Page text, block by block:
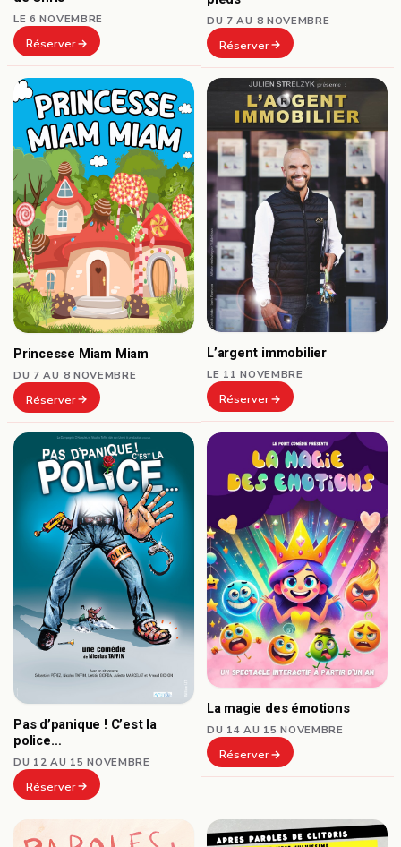
LE 6 NOVEMBRE
Réserver
DU 7 AU 8 NOVEMBRE
Réserver
Princesse Miam Miam
DU 7 AU 8 NOVEMBRE
Réserver
L’argent immobilier
LE 11 NOVEMBRE
Réserver
Pas d’panique ! C’est la
police…
DU 12 AU 15 NOVEMBRE
Réserver
La magie des émotions
DU 14 AU 15 NOVEMBRE
Réserver